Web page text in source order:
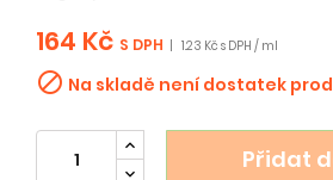
164 Kč S DPH 1.23 Kč s DPH / ml
 Na skladě není dostatek
Přidat